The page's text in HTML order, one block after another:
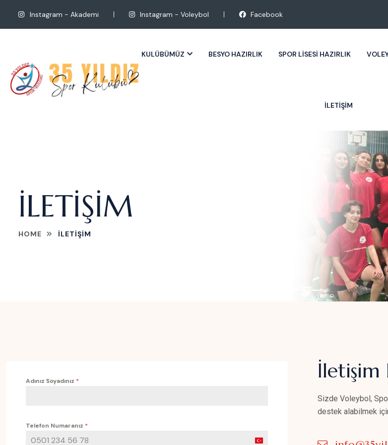
Instagram - Akademi Instagram - Voleybol Facebook
KULÜBÜMÜZ BESYO HAZIRLIK SPOR LISESI HAZIRLIK
İLETIŞIM
İLETIŞIM
HOME İLETIŞIM
Adınız Soyadınız *
Telefon Numaranız *
İletişim
Sizde Voleybol,
destek alabilmek